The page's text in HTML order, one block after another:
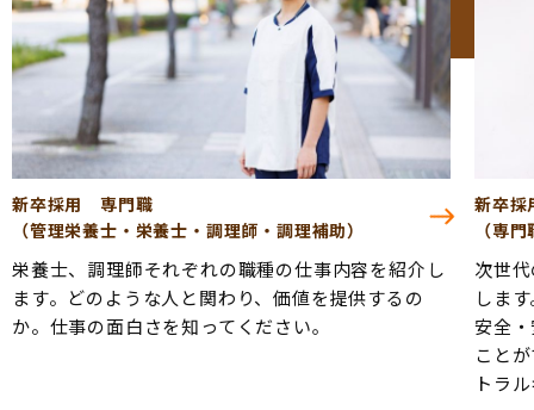
新卒採用 セントラルキッチン職
（専門職（管理栄養士・栄養士・調理師））
次世代の栄養士・調理師・調理補助の働き方を紹介
します。
安全・安心・おいしい食事をより多くの人へ届ける
キャ
栄養
ます
か。